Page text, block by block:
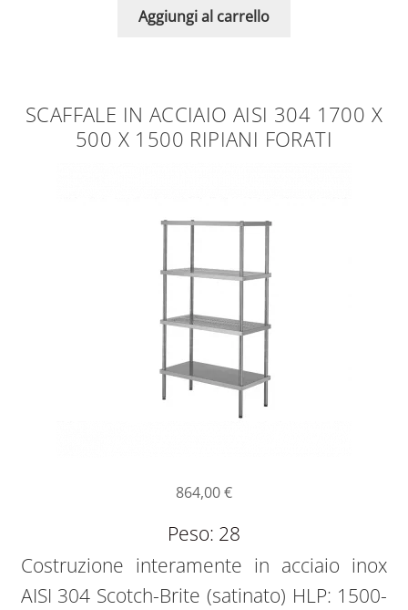
Aggiungi al carrello
SCAFFALE IN ACCIAIO AISI 304 1700 X
500 X 1500 RIPIANI FORATI
864,00€
Peso: 28
Costruzione interamente in acciaio inox
AISI 304 Scotch-Brite (satinato) HLP: 1500-